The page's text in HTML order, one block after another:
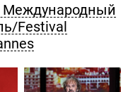
Международный
Festival